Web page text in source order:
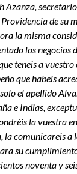
Azanza,
de su
la misma
los negocios
teneis a vuestro
que habeis
el apellido
e Indias,
la vuestra
la comunicareis a
su
noventa y